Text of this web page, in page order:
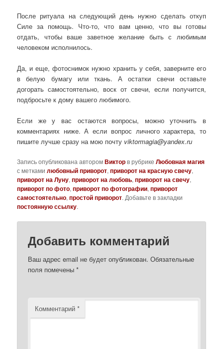
После ритуала на следующий день нужно сделать откуп
Силе за помощь. Что-то, что вам ценно, что вы готовы
отдать, чтобы ваше заветное желание быть с любимым
человеком исполнилось.
Да, и еще, фотоснимок нужно хранить у себя, заверните его
в белую бумагу или ткань. А остатки свечи оставьте
догорать самостоятельно, воск от свечи, если получится,
подбросьте к дому вашего любимого.
Если же у вас остаются вопросы, можно уточнить в
комментариях ниже. А если вопрос личного характера, то
пишите лучше сразу на мою почту viktormagia@yandex.ru
Запись опубликована авторомВикторв рубрикеЛюбовная магия
с меткамилюбовный приворот,приворот на красную свечу,
приворот на Луну,приворот на любовь,приворот на свечу,
приворот по фото,приворот по фотографии,приворот
самостоятельно,простой приворот. Добавьте в закладки
постоянную ссылку.
Добавить комментарий
Ваш адрес email не будет опубликован. Обязательные
поля помечены*
Комментарий*